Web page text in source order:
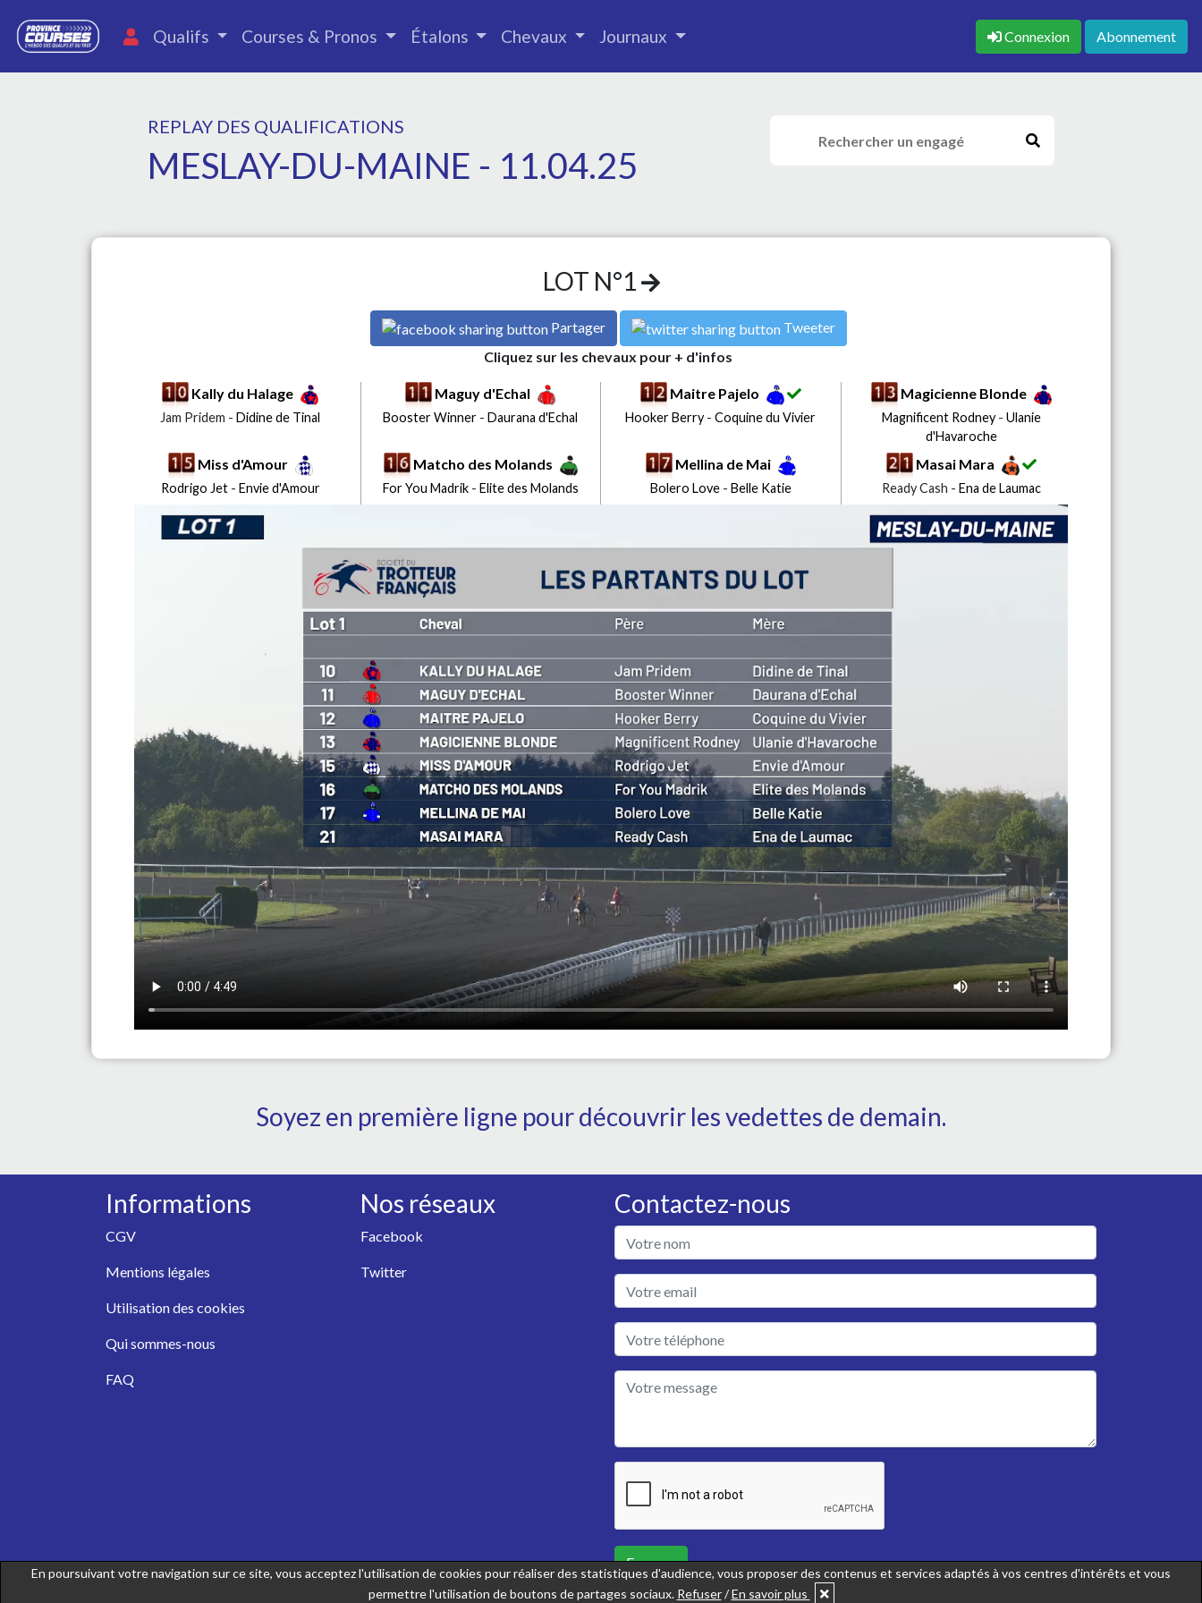
Qualifs Courses & Pronos Étalons Chevaux Journaux Connexion Abonnement
REPLAY DES QUALIFICATIONS
MESLAY-DU-MAINE - 11.04.25
LOT N°1
Partager
Tweeter
Cliquez sur les chevaux pour + d'infos
Kally du Halage
Jam Pridem -Didine de Tinal
Maguy d'Echal
Booster Winner -Daurana d'Echal
Maitre Pajelo
Hooker Berry -Coquine du Vivier
Magicienne Blonde
Magnificent Rodney- Ulanie
d'Havaroche
Miss d'Amour
Rodrigo Jet- Envie d'Amour
Matcho des Molands
For You Madrik- Elite des Molands
Mellina de Mai
Bolero Love- Belle Katie
Masai Mara
Ready Cash - Ena de Laumac
Soyez en première ligne pour découvrir les vedettes de demain.
Informations
CGV
Mentions légales
Utilisation des cookies
Qui sommes-nous
FAQ
Nos réseaux
Facebook
Twitter
Contactez-nous
Envoyer
En poursuivant votre navigation sur ce site, vous acceptez l'utilisation de cookies pour réaliser des statistiques d'audience, vous proposer des contenus et services adaptés à vos centres d'intérêts et vous
permettre l'utilisation de boutons de partages sociaux. Refuser/En savoir plus